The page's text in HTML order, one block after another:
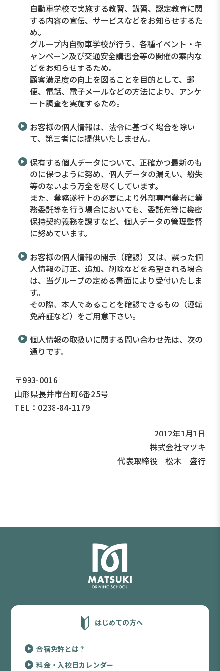
自動車学校で実施する教習、講習、認定教育に関
する内容の宣伝、サービスなどをお知らせするた
め。
グループ内自動車学校が行う、各種イベント・キ
ャンペーン及び交通安全講習会等の開催の案内な
どをお知らせするため。
顧客満足度の向上を図ることを目的として、郵
便、電話、電子メールなどの方法により、アンケ
ート調査を実施するため。
お客様の個人情報は、法令に基づく場合を除い
て、第三者には提供いたしません。
保有する個人データについて、正確かつ最新のも
のに保つように努め、個人データの漏えい、紛失
等のないよう万全を尽くしています。
また、業務遂行上の必要により外部専門業者に業
務委託等を行う場合においても、委託先等に機密
保持契約義務を課すなど、個人データの管理監督
に努めています。
お客様の個人情報の開示（確認）又は、誤った個
人情報の訂正、追加、削除などを希望される場合
は、当グループの定める書面により受付いたしま
す。
その際、本人であることを確認できるもの（運転
免許証など）をご用意下さい。
個人情報の取扱いに関する問い合わせ先は、次の
通りです。
〒993-0016
山形県長井市台町6番25号
TEL： 0238-84-1179
2012年1月1日
株式会社マツキ
代表取締役 松木 盛行
はじめての方へ
合宿免許とは？
料金・入校日カレンダー